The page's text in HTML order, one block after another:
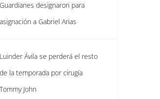
Guardianes designaron para
asignación a Gabriel Arias
Luinder Ávila se perderá el resto
de la temporada por cirugía
Tommy John